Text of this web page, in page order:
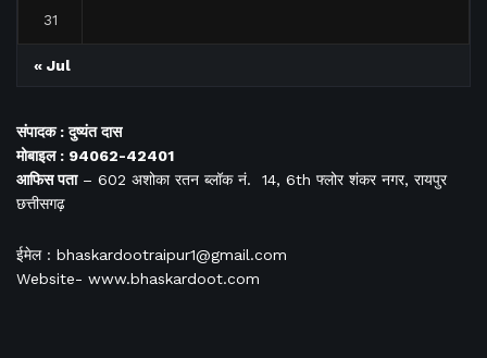
31
« Jul
संपादक : दुष्यंत दास
मोबाइल : 94062-42401
आफिसपता– 602 अशोका रतन ब्लॉक नं. 14, 6th फ्लोर शंकर नगर, रायपुर
छत्तीसगढ़
ईमेल : bhaskardootraipur1@gmail.com
Website- www.bhaskardoot.com